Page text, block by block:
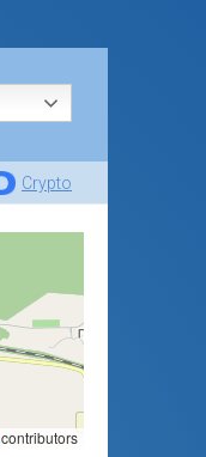
Crypto
contributors